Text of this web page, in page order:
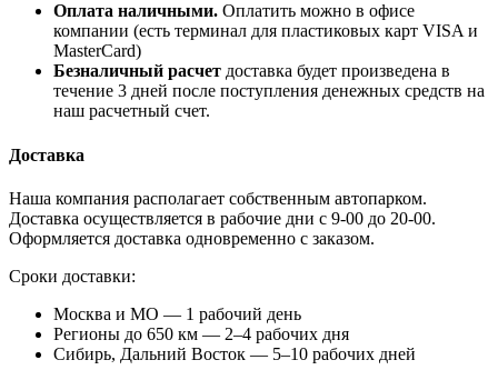
Оплата наличными. Оплатить можно в офисе
компании (есть терминал для пластиковых карт VISA и
MasterCard)
Безналичный расчет доставка будет произведена в
течение 3 дней после поступления денежных средств на
наш расчетный счет.
Доставка
Наша компания располагает собственным автопарком.
Доставка осуществляется в рабочие дни с 9-00 до 20-00.
Оформляется доставка одновременно с заказом.
Сроки доставки:
Москва и МО — 1 рабочий день
Регионы до 650 км — 2–4 рабочих дня
Сибирь, Дальний Восток — 5–10 рабочих дней